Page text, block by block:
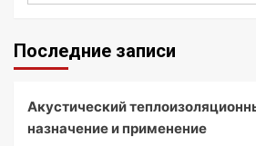
Последние записи
Акустический
назначение и применение